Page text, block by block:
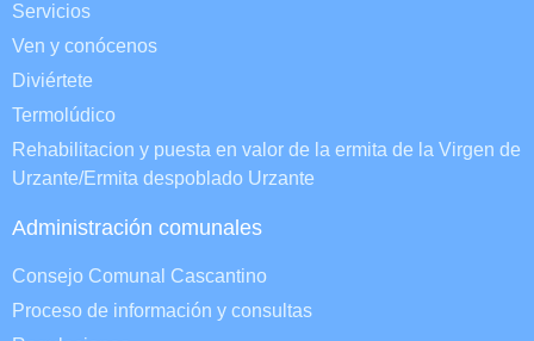
Servicios
Ven y conócenos
Diviértete
Termolúdico
Rehabilitacion y puesta en valor de la ermita de la Virgen de
Urzante/Ermita despoblado Urzante
Administración comunales
Consejo Comunal Cascantino
Proceso de información y consultas